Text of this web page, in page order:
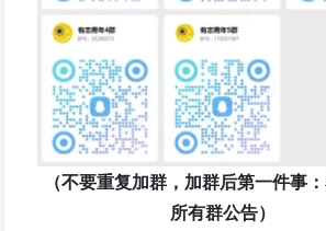
（不要重复加群，加群后第一件事
所有群公告）